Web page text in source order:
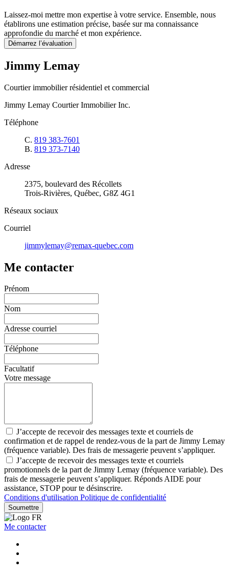
Laissez-moi mettre mon expertise à votre service. Ensemble, nous
établirons une estimation précise, basée sur ma connaissance
approfondie du marché et mon expérience.
Démarrez l’évaluation
Jimmy Lemay
Courtier immobilier résidentiel et commercial
Jimmy Lemay Courtier Immobilier Inc.
Téléphone
C. 819 383-7601
B. 819 373-7140
Adresse
2375, boulevard des Récollets
Trois-Rivières, Québec, G8Z 4G1
Réseaux sociaux
Courriel
jimmylemay@remax-quebec.com
Me contacter
Prénom
Nom
Adresse courriel
Téléphone
Facultatif
Votre message
J’accepte de recevoir des messages texte et courriels de
confirmation et de rappel de rendez-vous de la part de Jimmy Lemay
(fréquence variable). Des frais de messagerie peuvent s’appliquer.
J’accepte de recevoir des messages texte et courriels
promotionnels de la part de Jimmy Lemay (fréquence variable). Des
frais de messagerie peuvent s’appliquer. Réponds AIDE pour
assistance, STOP pour te désinscrire.
Conditions d'utilisation Politique de confidentialité
Soumettre
Me contacter